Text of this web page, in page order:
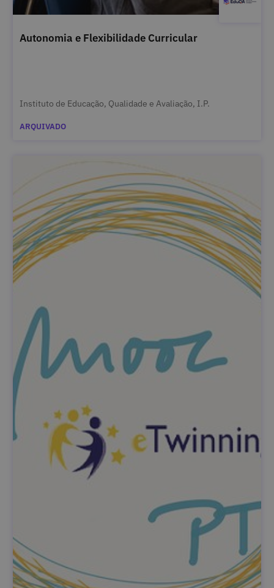
Autonomia e Flexibilidade Curricular
Instituto de Educação, Qualidade e Avaliação, I.P.
ARQUIVADO